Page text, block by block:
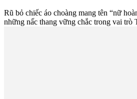
Rũ bỏ chiếc áo choàng mang tên “nữ
những nấc thang vững chắc trong vai trò